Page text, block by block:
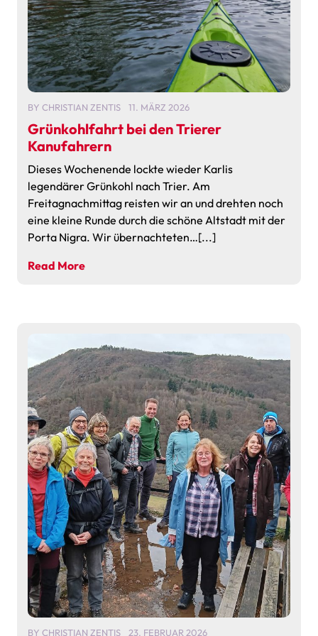
BY CHRISTIAN ZENTIS 11. MÄRZ 2026
Grünkohlfahrt bei den Trierer
Kanufahrern
Dieses Wochenende lockte wieder Karlis
legendärer Grünkohl nach Trier. Am
Freitagnachmittag reisten wir an und drehten noch
eine kleine Runde durch die schöne Altstadt mit der
Porta Nigra. Wir übernachteten…[...]
Read More
BY CHRISTIAN ZENTIS 23. FEBRUAR 2026